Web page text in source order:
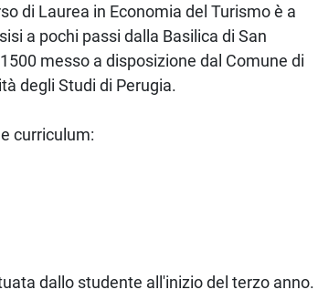
di Laurea in Economia del Turismo è a
a pochi passi dalla Basilica di San
messo a disposizione dal Comune di
degli Studi di Perugia.
curriculum:
dallo studente all'inizio del terzo anno.